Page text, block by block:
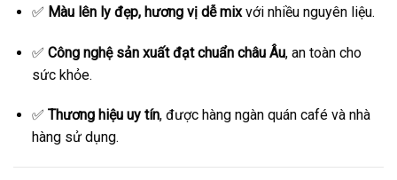
✅ Màu lên ly đẹp, hương vị dễ mixvới nhiều nguyên liệu.
✅ Công nghệ sản xuất đạt chuẩn châu Âu, an toàn cho
sức khỏe.
✅ Thương hiệu uy tín, được hàng ngàn quán café và nhà
hàng sử dụng.